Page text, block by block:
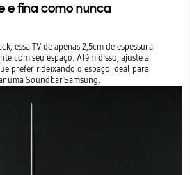
e fina como nunca
essa TV de apenas 2,5cm de espessura
com seu espaço. Além disso, ajuste a
preferir deixando o espaço ideal para
uma Soundbar Samsung.